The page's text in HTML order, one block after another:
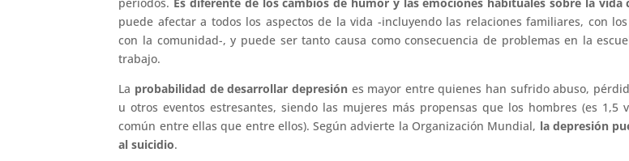
periodos. Es diferente de los cambios de humor y las emociones habituales sobre la vida
puede afectar a todos los aspectos de la vida -incluyendo las relaciones familiares, con
con la comunidad-, y puede ser tanto causa como consecuencia de problemas en la
trabajo.
La probabilidad de desarrollar depresiónes mayor entre quienes han sufrido abuso,
u otros eventos estresantes, siendo las mujeres más propensas que los hombres (es 1,5
común entre ellas que entre ellos). Según advierte la Organización Mundial, la depresión
al suicidio.